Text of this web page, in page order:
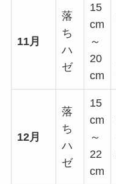
11月
落
ち
ハ
ゼ
15
cm
～
20
cm
12月
落
ち
ハ
ゼ
15
cm
～
22
cm